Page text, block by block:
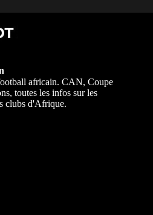
africain. CAN, Coupe
toutes les infos sur les
clubs d'Afrique.